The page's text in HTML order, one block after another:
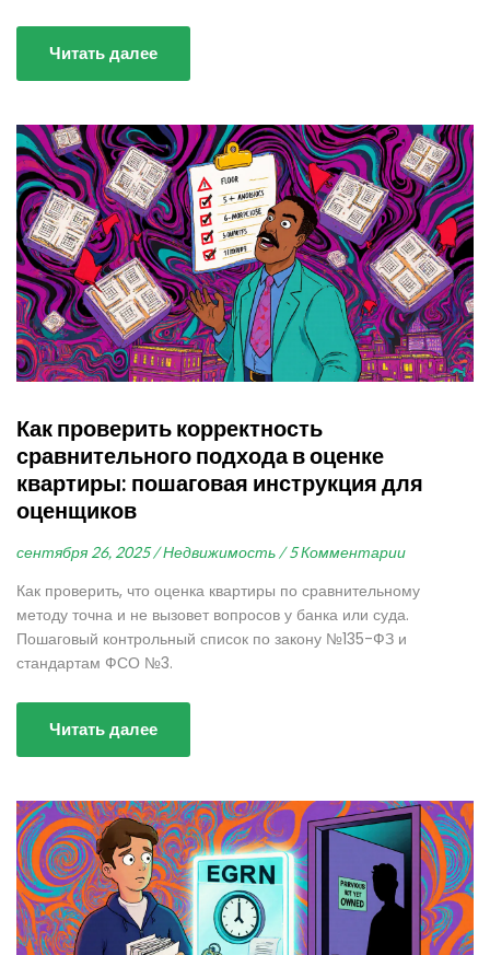
Читать далее
Как проверить корректность
сравнительного подхода в оценке
квартиры: пошаговая инструкция для
оценщиков
сентября 26, 2025 / Недвижимость / 5 Комментарии
Как проверить, что оценка квартиры по сравнительному
методу точна и не вызовет вопросов у банка или суда.
Пошаговый контрольный список по закону №135-ФЗ и
стандартам ФСО №3.
Читать далее